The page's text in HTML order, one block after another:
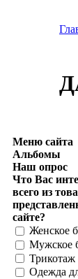
Меню сайта
Альбомы
Наш опрос
Что Вас
всего из
сайте?
Женское
Мужское
Трикотаж
Одежда